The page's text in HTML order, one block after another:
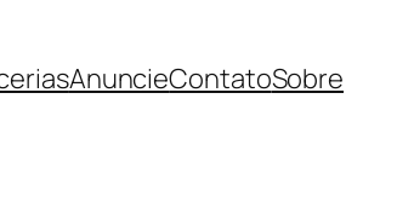
AnuncieContatoSobre